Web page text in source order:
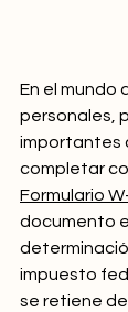
En el mundo
personales,
importantes
completar
Formulario
documento
impuesto
se retiene